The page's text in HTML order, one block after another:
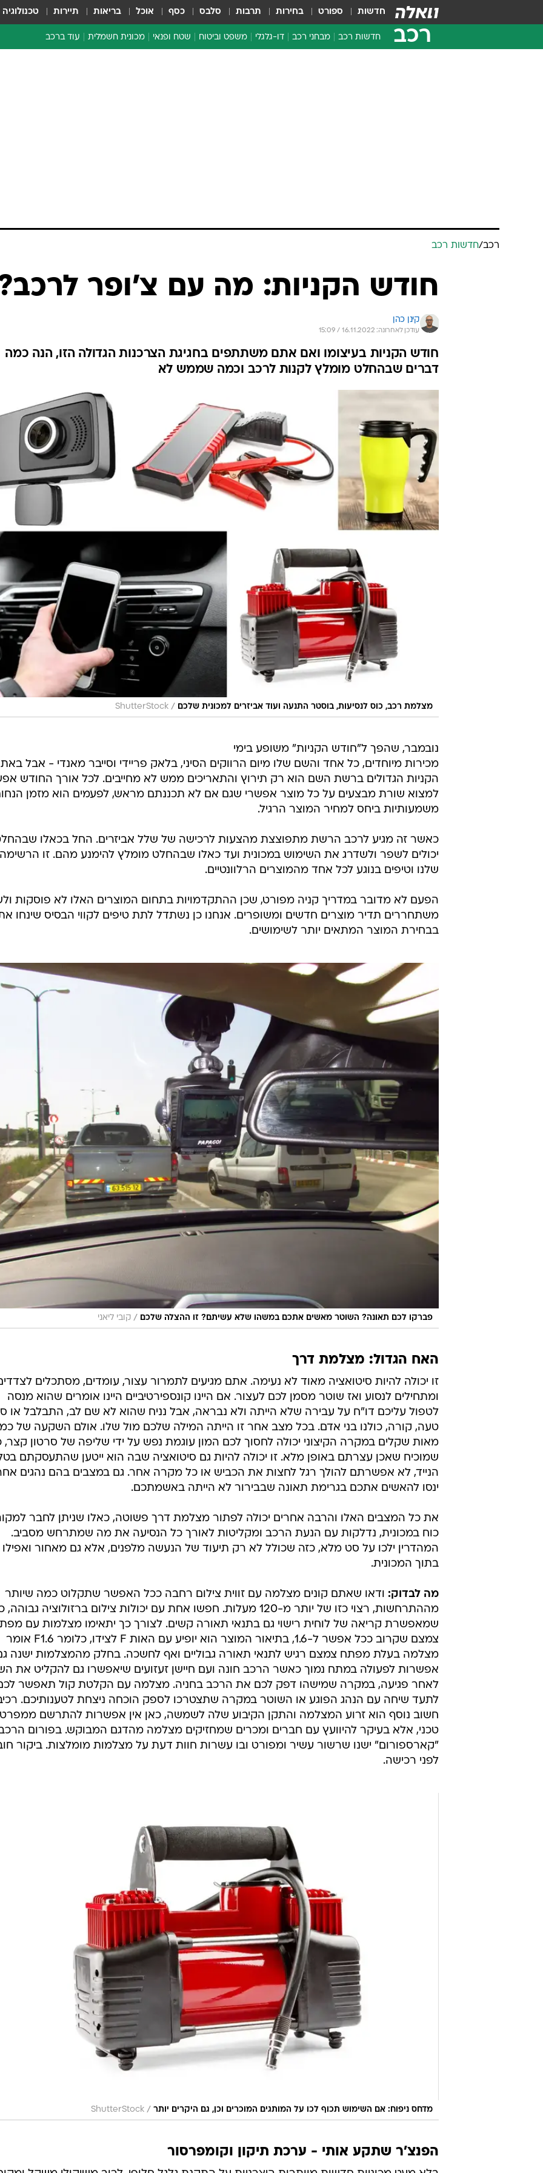
חדשות ספורט בחירות תרבות סלבס כסף אוכל בריאות תיירות טכנולוגיה
רכב חדשות רכב מבחני רכב דו-גלגלי משפט וביטוח שטח ופנאי מכונית חשמלית עוד ברכב
בטיחות
סדנאות ושיפורים
ארכיון מדורים
רכב/חדשות רכב
חודש הקניות: מה עם צ'ופר
קינן כהן
עודכן לאחרונה: 16.11.2022 / 15:09
חודש הקניות בעיצומו ואם אתם משתתפים בחגיגת הצרכנות הגדולה הזו, הנה כמה
דברים שבהחלט מומלץ לקנות לרכב וכמה שממש לא
מצלמת רכב, כוס לנסיעות, בוסטר התנעה ועוד אביזרים למכונית שלכם /
ShutterStock
נובמבר, שהפך ל"חודש הקניות" משופע בימי
מכירות מיוחדים, כל אחד והשם שלו מיום הרווקים הסיני, בלאק פריידי וסייבר מאנדי - אבל
הקניות הגדולים ברשת השם הוא רק תירוץ והתאריכים ממש לא מחייבים. לכל אורך החודש
למצוא שורת מבצעים על כל מוצר אפשרי שגם אם לא תכננתם מראש, לפעמים הוא מזמן
משמעותיות ביחס למחיר המוצר הרגיל.
כאשר זה מגיע לרכב הרשת מתפוצצת מהצעות לרכישה של שלל אביזרים. החל בכאלו
יכולים לשפר ולשדרג את השימוש במכונית ועד כאלו שבהחלט מומלץ להימנע מהם. זו הרשימה
שלנו וטיפים בנוגע לכל אחד מהמוצרים הרלוונטיים.
הפעם לא מדובר במדריך קניה מפורט, שכן ההתקדמויות בתחום המוצרים האלו לא פוסקות
משתחררים תדיר מוצרים חדשים ומשופרים. אנחנו כן נשתדל לתת טיפים לקווי הבסיס שינחו
בבחירת המוצר המתאים יותר לשימושים.
פברקו לכם תאונה? השוטר מאשים אתכם במשהו שלא עשיתם? זו ההצלה שלכם / קובי ליאני
האח הגדול: מצלמת דרך
זו יכולה להיות סיטואציה מאוד לא נעימה. אתם מגיעים לתמרור עצור, עומדים, מסתכלים
ומתחילים לנסוע ואז שוטר מסמן לכם לעצור. אם היינו קונספירטיביים היינו אומרים שהוא מנסה
לטפול עליכם דו"ח על עבירה שלא הייתה ולא נבראה, אבל נניח שהוא לא שם לב, התבלבל או
טעה, קורה, כולנו בני אדם. בכל מצב אחר זו הייתה המילה שלכם מול שלו. אולם השקעה של
מאות שקלים במקרה הקיצוני יכולה לחסוך לכם המון עוגמת נפש על ידי שליפה של סרטון קצר,
שמוכיח שאכן עצרתם באופן מלא. זו יכולה להיות גם סיטואציה שבה הוא ייטען שהתעסקתם
הנייד, לא אפשרתם להולך רגל לחצות את הכביש או כל מקרה אחר. גם במצבים בהם נהגים
ינסו להאשים אתכם בגרימת תאונה שבבירור לא הייתה באשמתכם.
את כל המצבים האלו והרבה אחרים יכולה לפתור מצלמת דרך פשוטה, כאלו שניתן לחבר
כוח במכונית, נדלקות עם הנעת הרכב ומקליטות לאורך כל הנסיעה את מה שמתרחש מסביב.
המהדרין ילכו על סט מלא, כזה שכולל לא רק תיעוד של הנעשה מלפנים, אלא גם מאחור ואפילו
בתוך המכונית.
מה לבדוק: ודאו שאתם קונים מצלמה עם זווית צילום רחבה ככל האפשר שתקלוט כמה שיותר
מההתרחשות, רצוי כזו של יותר מ-120 מעלות. חפשו אחת עם יכולות צילום ברזולוציה גבוהה,
שמאפשרת קריאה של לוחית רישוי גם בתנאי תאורה קשים. לצורך כך יתאימו מצלמות עם
צמצם שקרוב ככל אפשר ל-1.6, בתיאור המוצר הוא יופיע עם האות F לצידו, כלומר F1.6 אומר
מצלמה בעלת מפתח צמצם רגיש לתנאי תאורה גבוליים ואף לחשכה. בחלק מהמצלמות ישנה
אפשרות לפעולה במתח נמוך כאשר הרכב חונה ועם חיישן זעזועים שיאפשרו גם להקליט את
לאחר פגיעה, במקרה שמישהו דפק לכם את הרכב בחניה. מצלמה עם הקלטת קול תאפשר
לתעד שיחה עם הנהג הפוגע או השוטר במקרה שתצטרכו לספק הוכחה ניצחת לטענותיכם.
חשוב נוסף הוא זרוע המצלמה והתקן הקיבוע שלה לשמשה, כאן אין אפשרות להתרשם ממפרט
טכני, אלא בעיקר להיוועץ עם חברים ומכרים שמחזיקים מצלמה מהדגם המבוקש. בפורום
"קארספורום" ישנו שרשור עשיר ומפורט ובו עשרות חוות דעת על מצלמות מומלצות. ביקור
לפני רכישה.
מדחס ניפוח: אם השימוש תכוף לכו על המותגים המוכרים וכן, גם היקרים יותר /
ShutterStock
הפנצ'ר שתקע אותי - ערכת תיקון וקומפרסור